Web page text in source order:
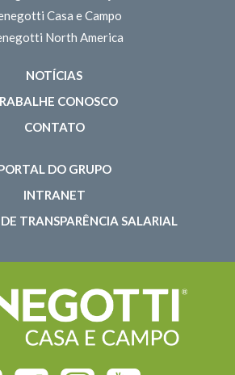
Casa e Campo
North America
NOTÍCIAS
CONOSCO
CONTATO
DO GRUPO
INTRANET
TRANSPARÊNCIA SALARIAL